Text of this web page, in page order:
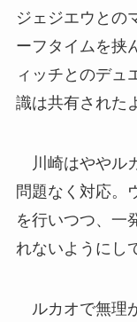
ジェジエウとの
ーフタイムを挟
ィッチとのデュ
識は共有された
川崎はややル
問題なく対応。
を行いつつ、一
れないようにし
ルカオで無理